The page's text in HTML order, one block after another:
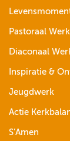
Pastoraal Werk
Diaconaal
Inspiratie &
Jeugdwerk
Actie
S’Amen